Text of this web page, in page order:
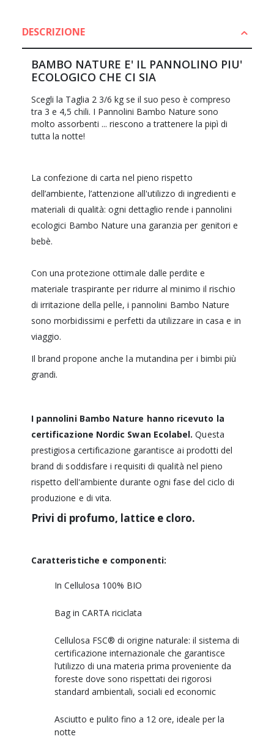
DESCRIZIONE
BAMBO NATURE E' IL PANNOLINO PIU'
ECOLOGICO CHE CI SIA
Scegli la Taglia 2 3/6 kg se il suo peso è compreso
tra 3 e 4,5 chili. I Pannolini Bambo Nature sono
molto assorbenti ... riescono a trattenere la pipì di
tutta la notte!
La confezione di carta nel pieno rispetto
dell’ambiente, l’attenzione all'utilizzo di ingredienti e
materiali di qualità: ogni dettaglio rende i pannolini
ecologici Bambo Nature una garanzia per genitori e
bebè.
Con una protezione ottimale dalle perdite e
materiale traspirante per ridurre al minimo il rischio
di irritazione della pelle, i pannolini Bambo Nature
sono morbidissimi e perfetti da utilizzare in casa e in
viaggio.
Il brand propone anche la mutandina per i bimbi più
grandi.
I pannolini Bambo Nature hanno ricevuto la
certificazione Nordic Swan Ecolabel. Questa
prestigiosa certificazione garantisce ai prodotti del
brand di soddisfare i requisiti di qualità nel pieno
rispetto dell'ambiente durante ogni fase del ciclo di
produzione e di vita.
Privi di profumo, lattice e cloro.
Caratteristiche e componenti:
In Cellulosa 100% BIO
Bag in CARTA riciclata
Cellulosa FSC® di origine naturale: il sistema di
certificazione internazionale che garantisce
l’utilizzo di una materia prima proveniente da
foreste dove sono rispettati dei rigorosi
standard ambientali, sociali ed economic
Asciutto e pulito fino a 12 ore, ideale per la
notte